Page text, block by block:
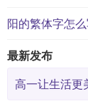
最新发布
高一让生活更